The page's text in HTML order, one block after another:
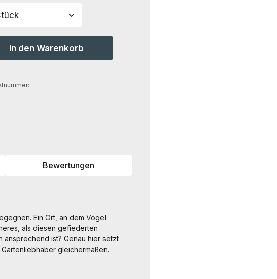
Anzahl: Gib den gewünschten Wert ein
In den Warenkorb
Bewertungen
Ein Ort, an dem Vögel
als diesen gefiederten
ansprechend ist? Genau hier setzt
gleichermaßen.